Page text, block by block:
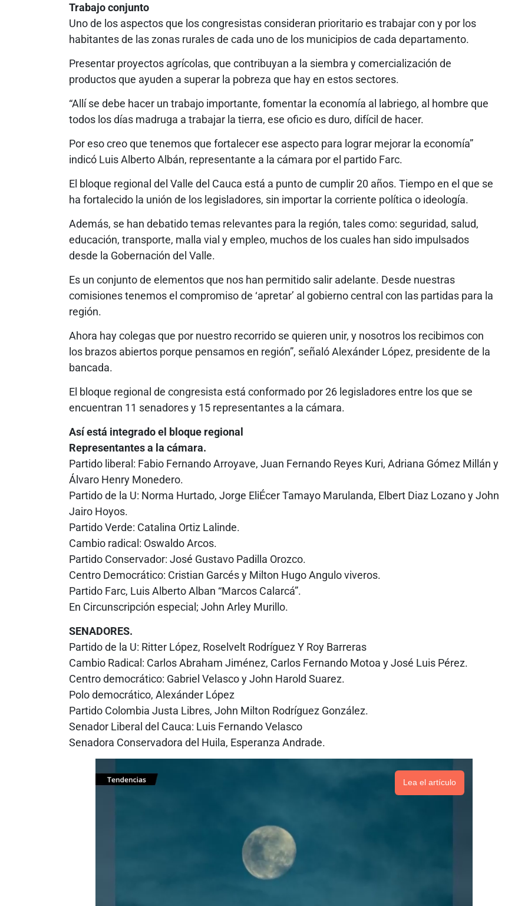
Trabajo conjunto
Uno de los aspectos que los congresistas consideran prioritario es trabajar con y por los
habitantes de las zonas rurales de cada uno de los municipios de cada departamento.
Presentar proyectos agrícolas, que contribuyan a la siembra y comercialización de
productos que ayuden a superar la pobreza que hay en estos sectores.
“Allí se debe hacer un trabajo importante, fomentar la economía al labriego, al hombre que
todos los días madruga a trabajar la tierra, ese oficio es duro, difícil de hacer.
Por eso creo que tenemos que fortalecer ese aspecto para lograr mejorar la economía”
indicó Luis Alberto Albán, representante a la cámara por el partido Farc.
El bloque regional del Valle del Cauca está a punto de cumplir 20 años. Tiempo en el que se
ha fortalecido la unión de los legisladores, sin importar la corriente política o ideología.
Además, se han debatido temas relevantes para la región, tales como: seguridad, salud,
educación, transporte, malla vial y empleo, muchos de los cuales han sido impulsados
desde la Gobernación del Valle.
Es un conjunto de elementos que nos han permitido salir adelante. Desde nuestras
comisiones tenemos el compromiso de ‘apretar’ al gobierno central con las partidas para la
región.
Ahora hay colegas que por nuestro recorrido se quieren unir, y nosotros los recibimos con
los brazos abiertos porque pensamos en región”, señaló Alexánder López, presidente de la
bancada.
El bloque regional de congresista está conformado por 26 legisladores entre los que se
encuentran 11 senadores y 15 representantes a la cámara.
Así está integrado el bloque regional
Representantes a la cámara.
Partido liberal: Fabio Fernando Arroyave, Juan Fernando Reyes Kuri, Adriana Gómez Millán y
Álvaro Henry Monedero.
Partido de la U: Norma Hurtado, Jorge EliÉcer Tamayo Marulanda, Elbert Diaz Lozano y John
Jairo Hoyos.
Partido Verde: Catalina Ortiz Lalinde.
Cambio radical: Oswaldo Arcos.
Partido Conservador: José Gustavo Padilla Orozco.
Centro Democrático: Cristian Garcés y Milton Hugo Angulo viveros.
Partido Farc, Luis Alberto Alban “Marcos Calarcá”.
En Circunscripción especial; John Arley Murillo.
SENADORES.
Partido de la U: Ritter López, Roselvelt Rodríguez Y Roy Barreras
Cambio Radical: Carlos Abraham Jiménez, Carlos Fernando Motoa y José Luis Pérez.
Centro democrático: Gabriel Velasco y John Harold Suarez.
Polo democrático, Alexánder López
Partido Colombia Justa Libres, John Milton Rodríguez González.
Senador Liberal del Cauca: Luis Fernando Velasco
Senadora Conservadora del Huila, Esperanza Andrade.
Lea el artículo